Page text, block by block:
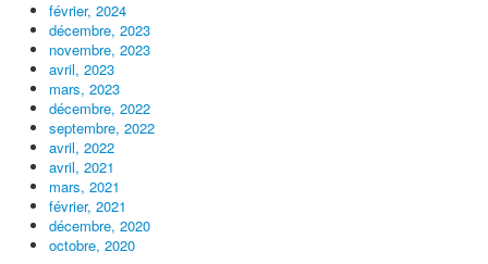
février, 2024
décembre, 2023
novembre, 2023
avril, 2023
mars, 2023
décembre, 2022
septembre, 2022
avril, 2022
avril, 2021
mars, 2021
février, 2021
décembre, 2020
octobre, 2020